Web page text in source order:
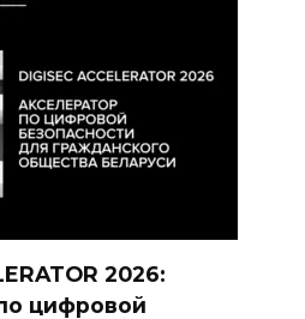
2026:
цифровой